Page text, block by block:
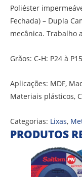
Poliéster
Fechada) – Dupla
mecânica. Trabalho
Grãos: C-H: P24 à
Aplicações: MDF,
Materiais plásticos,
Categorias: Lixas,
PRODUTOS